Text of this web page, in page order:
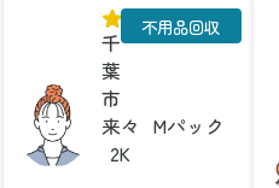
千
葉
市
来々
Mパック
2K
不用品回収